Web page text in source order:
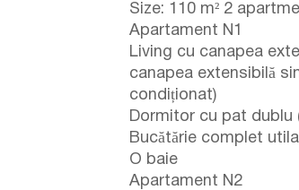
Size: 110 m² 2
Apartament N1
Living cu canapea
canapea extensibilă
condiționat)
Dormitor cu pat dublu
Bucătărie complet
O baie
Apartament N2